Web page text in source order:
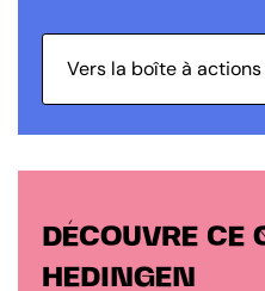
Vers la boîte à actions
DÉCOUVRE CE
HEDINGEN